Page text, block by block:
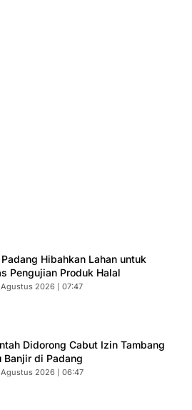
Padang Hibahkan Lahan untuk
Pengujian Produk Halal
Agustus 2026 | 07:47
Didorong Cabut Izin Tambang
Banjir di Padang
Agustus 2026 | 06:47